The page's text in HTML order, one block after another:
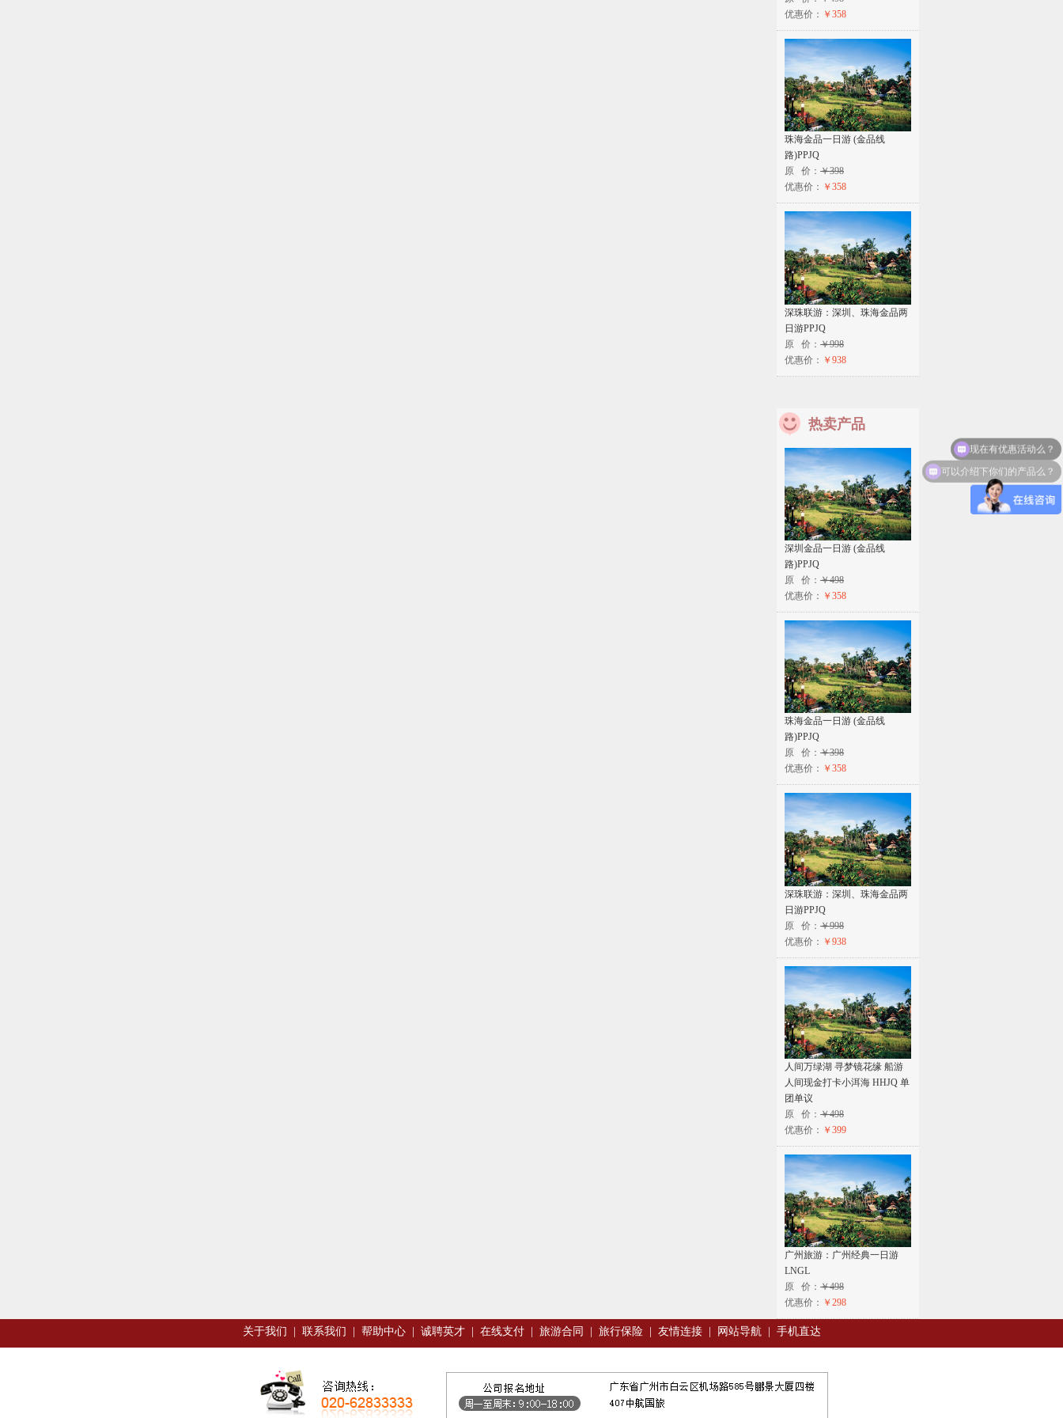
优惠价： ￥358
珠海金品一日游 (金品线
路)PPJQ
原 价： ￥398
优惠价： ￥358
深珠联游：深圳、珠海金品两
日游PPJQ
原 价： ￥998
优惠价： ￥938
热卖产品
深圳金品一日游 (金品线
路)PPJQ
原 价： ￥498
优惠价： ￥358
珠海金品一日游 (金品线
路)PPJQ
原 价： ￥398
优惠价： ￥358
深珠联游：深圳、珠海金品两
日游PPJQ
原 价： ￥998
优惠价： ￥938
人间万绿湖 寻梦镜花缘 船游
人间现金打卡小洱海 HHJQ 单
团单议
原 价： ￥498
优惠价： ￥399
广州旅游：广州经典一日游
LNGL
原 价： ￥498
优惠价： ￥298
关于我们 联系我们 帮助中心 诚聘英才 在线支付 旅游合同 旅行保险 友情连接 网站导航 手机直达
可以介绍下你们的产品么？